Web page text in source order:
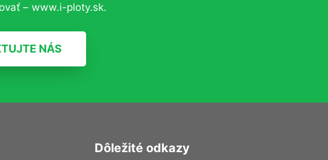
– www.i-ploty.sk.
NÁS
Dôležité odkazy